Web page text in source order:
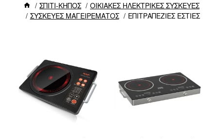
ΣΠΙΤΙ-ΚΗΠΟΣ
ΟΙΚΙΑΚΕΣ ΗΛΕΚΤΡΙΚΕΣ ΣΥΣΚΕΥΕΣ
ΣΥΣΚΕΥΕΣ ΜΑΓΕΙΡΕΜΑΤΟΣ
ΕΠΙΤΡΑΠΕΖΙΕΣ ΕΣΤΙΕΣ